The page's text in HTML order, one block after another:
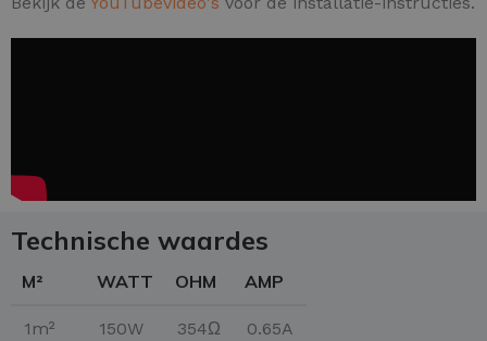
Technische waardes
M² WATT OHM AMP
1m² 150W 354Ω 0.65A